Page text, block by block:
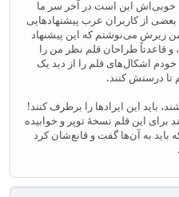
خوبی‌اش این است در آخر سر ما
بعضی از کاربران عرب پیشنهادهایی
زیرش می‌نوشتم که این پیشنهاد
طراحان قلم نظر من را
اشکال‌های قلم را از دید یک
درستش کنند.
باید این ایرادها را برطرف کنند!
برای این قلم نسخهٔ توپر و خوابیده
به آن‌ها گفت و قانع‌شان کرد